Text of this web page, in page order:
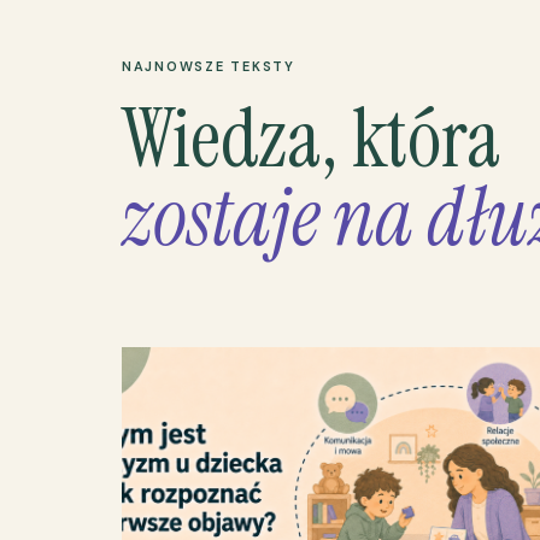
NAJNOWSZE TEKSTY
Wiedza, która
zostaje na